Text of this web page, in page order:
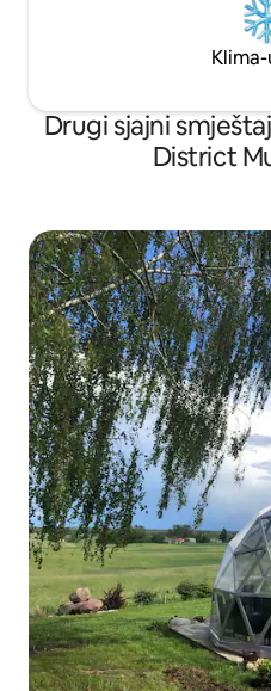
Drugi sjajni
District